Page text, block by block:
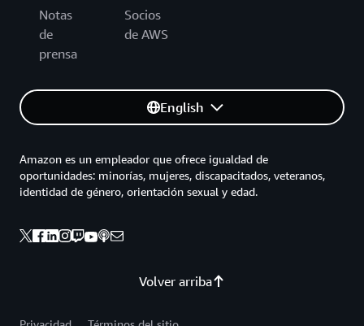
Notas
de
prensa
Socios
de AWS
English
Volver arriba
Amazon es un empleador que ofrece igualdad de
oportunidades: minorías, mujeres, discapacitados, veteranos,
identidad de género, orientación sexual y edad.